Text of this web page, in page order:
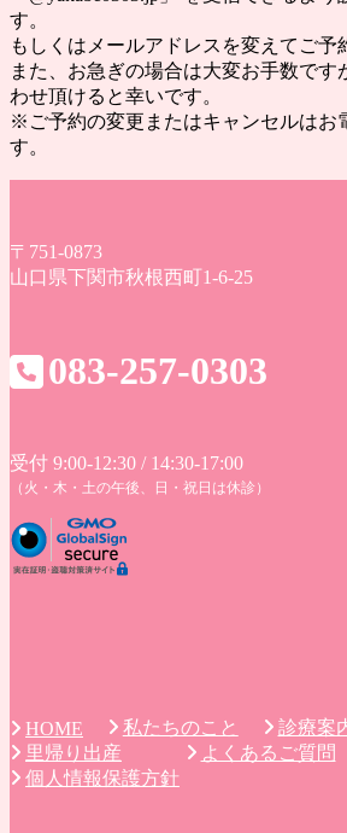
す。
もしくはメールアドレスを変えてご予
また、お急ぎの場合は大変お手数です
わせ頂けると幸いです。
※ご予約の変更またはキャンセルはお
す。
〒751-0873
山口県下関市秋根西町1-6-25
083-257-0303
受付 9:00-12:30 / 14:30-17:00
（火・木・土の午後、日・祝日は休診）
HOME 私たちのこと 診療案
里帰り出産
よくあるご質問
個人情報保護方針